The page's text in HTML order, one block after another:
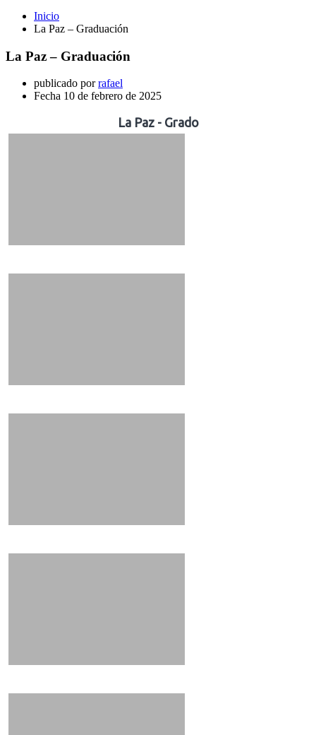
Inicio
La Paz – Graduación
La Paz – Graduación
publicado por rafael
Fecha 10 de febrero de 2025
La Paz - Grado